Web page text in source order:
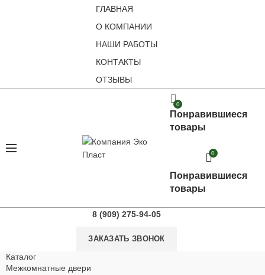
ГЛАВНАЯ
О КОМПАНИИ
НАШИ РАБОТЫ
КОНТАКТЫ
ОТЗЫВЫ
0
Понравившиеся
товары
0
Понравившиеся
товары
8 (909) 275-94-05
ЗАКАЗАТЬ ЗВОНОК
Каталог
Межкомнатные двери